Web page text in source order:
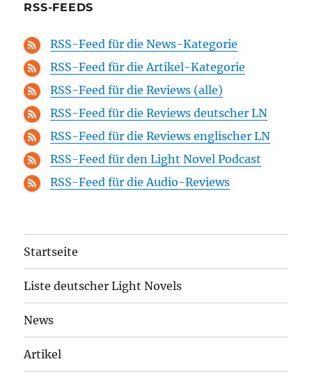
RSS-FEEDS
RSS-Feed für die News-Kategorie
RSS-Feed für die Artikel-Kategorie
RSS-Feed für die Reviews (alle)
RSS-Feed für die Reviews deutscher LN
RSS-Feed für die Reviews englischer LN
RSS-Feed für den Light Novel Podcast
RSS-Feed für die Audio-Reviews
Startseite
Liste deutscher Light Novels
News
Artikel